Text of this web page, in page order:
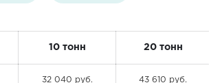
10 тонн 20 тонн
32 040 руб. 43 610 руб.